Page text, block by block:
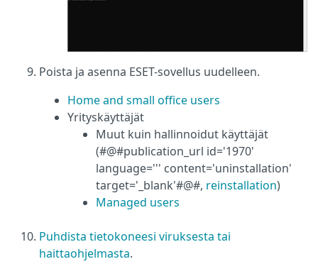
Poista ja asenna ESET-sovellus uudelleen.
Home and small office users
Yrityskäyttäjät
Muut kuin hallinnoidut käyttäjät
(#@#publication_url id='1970'
language=''' content='uninstallation'
target='_blank'#@#, reinstallation)
Managed users
Puhdista tietokoneesi viruksesta tai
haittaohjelmasta.